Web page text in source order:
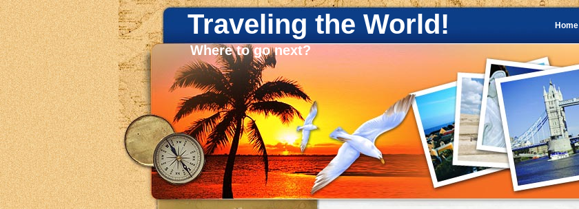
Traveling the World! Home
Where to go next?